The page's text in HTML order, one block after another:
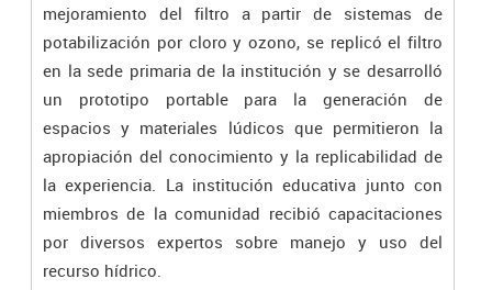
mejoramiento del filtro a partir de sistemas de
potabilización por cloro y ozono, se replicó el filtro
en la sede primaria de la institución y se desarrolló
un prototipo portable para la generación de
espacios y materiales lúdicos que permitieron la
apropiación del conocimiento y la replicabilidad de
la experiencia. La institución educativa junto con
miembros de la comunidad recibió capacitaciones
por diversos expertos sobre manejo y uso del
recurso hídrico.